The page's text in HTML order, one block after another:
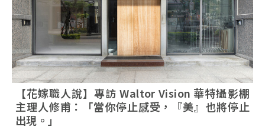
【花嫁職人說】專訪 Waltor Vision 華特攝影棚
主理人修甫：「當你停止感受，『美』也將停止
出現。」